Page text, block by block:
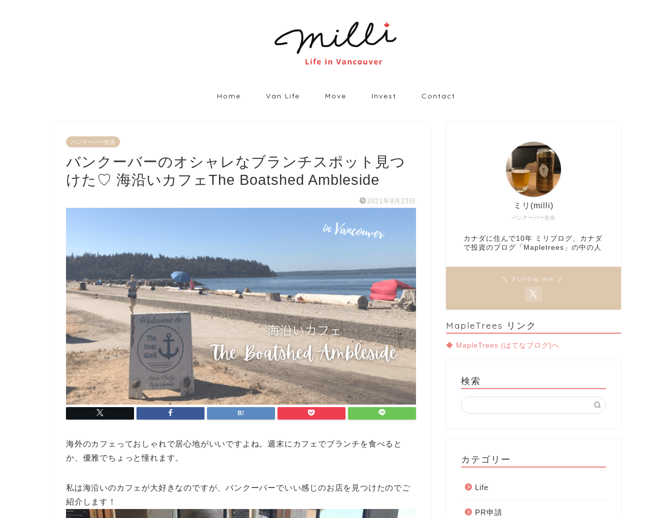
Home Van Life Move Invest Contact
バンクーバー生活
バンクーバーのオシャレなブランチスポット見つ
けた♡ 海沿いカフェThe Boatshed Ambleside
2021年9月23日
海外のカフェっておしゃれで居心地がいいですよね。週末にカフェでブランチを食べると
か、優雅でちょっと憧れます。
私は海沿いのカフェが大好きなのですが、バンクーバーでいい感じのお店を見つけたのでご
紹介します！
バンクーバー在住
ミリ(milli)
カナダに住んで10年 ミリブログ、カナダ
で投資のブログ「Mapletrees」の中の人
＼ Follow me ／
MapleTrees リンク
◆ MapleTrees (はてなブログ)へ
検索
カテゴリー
Life
PR申請